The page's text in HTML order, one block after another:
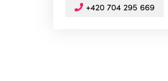
+420 704 295 669